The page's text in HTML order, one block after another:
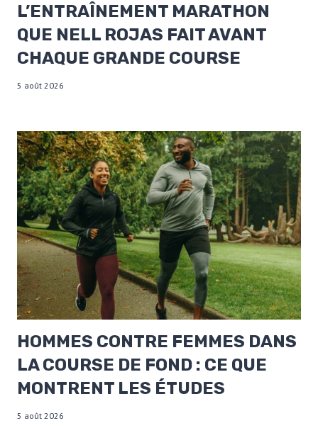
L’ENTRAÎNEMENT MARATHON
QUE NELL ROJAS FAIT AVANT
CHAQUE GRANDE COURSE
5 août 2026
HOMMES CONTRE FEMMES DANS
LA COURSE DE FOND : CE QUE
MONTRENT LES ÉTUDES
5 août 2026